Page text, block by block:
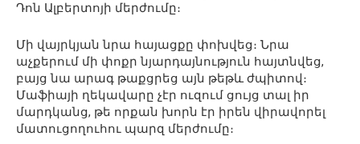
Դոն Ալբերտոյի մերժումը։
Մի վայրկյան նրա հայացքը փոխվեց։ Նրա
աչքերում մի փոքր նյարդայնություն հայտնվեց,
բայց նա արագ թաքցրեց այն թեթև ժպիտով։
Մաֆիայի ղեկավարը չէր ուզում ցույց տալ իր
մարդկանց, թե որքան խորն էր իրեն վիրավորել
մատուցողուհու պարզ մերժումը։